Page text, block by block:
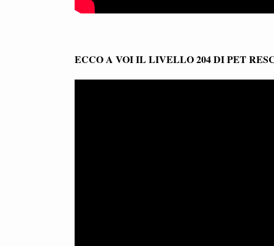
ECCO A VOI IL LIVELLO 204 DI PET